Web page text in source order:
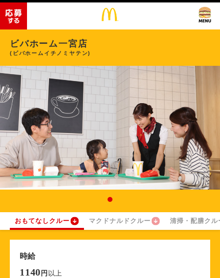
ビバホーム一宮店
(ビバホームイチノミヤテン)
おもてなしクルー マクドナルドクルー 清掃・配膳クル
時給
1140 円 以上